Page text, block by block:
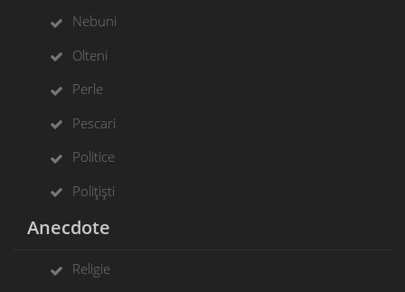
Nebuni
Olteni
Perle
Pescari
Politice
Polițiști
Anecdote
Religie